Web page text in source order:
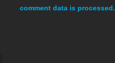
comment data is processed.